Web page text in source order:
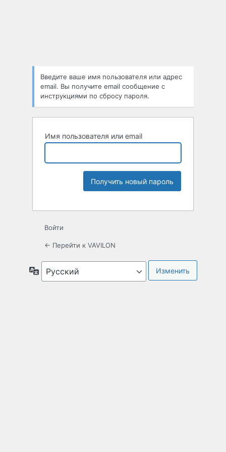
Введите ваше имя пользователя или адрес
email. Вы получите email сообщение с
инструкциями по сбросу пароля.
Имя пользователя или email
Войти
← Перейти к VAVILON
Язык